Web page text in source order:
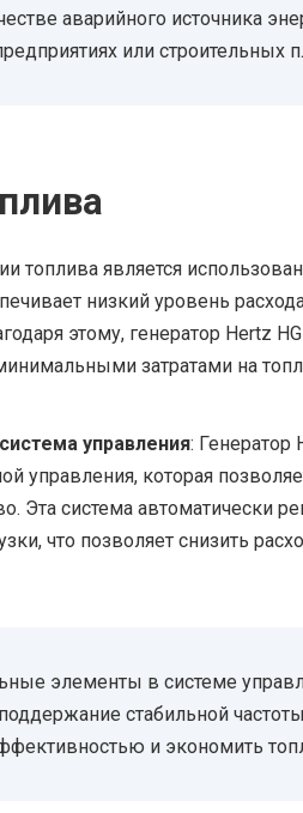
аварийного источника
или строительных
топлива является
низкий уровень
этому, генератор Hertz
затратами на
управления: Генератор
управления, которая
Эта система автоматически
что позволяет снизить
элементы в системе
стабильной
и экономить